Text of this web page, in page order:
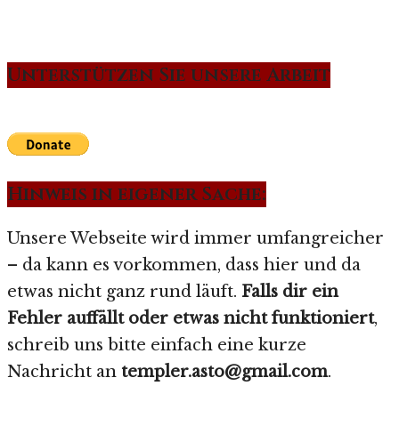
Unterstützen Sie unsere Arbeit
Hinweis in eigener Sache:
Unsere Webseite wird immer umfangreicher
– da kann es vorkommen, dass hier und da
etwas nicht ganz rund läuft. Falls dir ein
Fehler auffällt oder etwas nicht funktioniert,
schreib uns bitte einfach eine kurze
Nachricht an templer.asto@gmail.com.